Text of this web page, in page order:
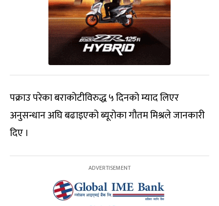
पक्राउ परेका बराकोटीविरुद्ध ५ दिनको म्याद लिएर
अनुसन्धान अघि बढाइएको ब्यूरोका गौतम मिश्रले जानकारी
दिए ।